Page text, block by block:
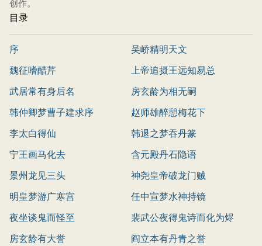
创作。
目录
序
吴峤精明天文
魏征嗜醋芹
上帝追摄王远知易总
武居常有身后名
房玄龄为相无嗣
韩仲卿梦曹子建求序
赵师雄醉憩梅花下
李太白得仙
韩退之梦吞丹篆
宁王画马化去
含元殿丹石隐语
景州龙见三头
神尧皇帝破龙门贼
明皇梦游广寒宫
任中宣梦水神持镜
夜坐谈鬼而怪至
裴武公夜得鬼诗而化为烬
房玄龄有大誉
阎立本有丹青之誉